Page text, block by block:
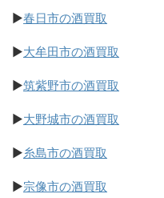
▶春日市の酒買取
▶大牟田市の酒買取
▶筑紫野市の酒買取
▶大野城市の酒買取
▶糸島市の酒買取
▶宗像市の酒買取